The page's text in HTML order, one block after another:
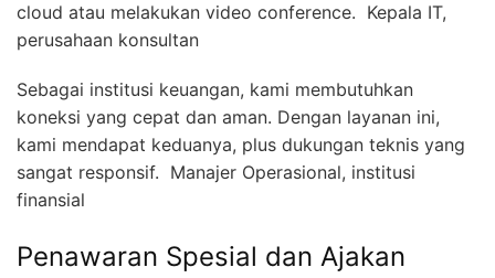
cloud atau melakukan video conference.  Kepala IT,
perusahaan konsultan
Sebagai institusi keuangan, kami membutuhkan
koneksi yang cepat dan aman. Dengan layanan ini,
kami mendapat keduanya, plus dukungan teknis yang
sangat responsif.  Manajer Operasional, institusi
finansial
Penawaran Spesial dan Ajakan